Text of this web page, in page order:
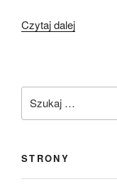
Czytaj dalej„Sernik
STRONY